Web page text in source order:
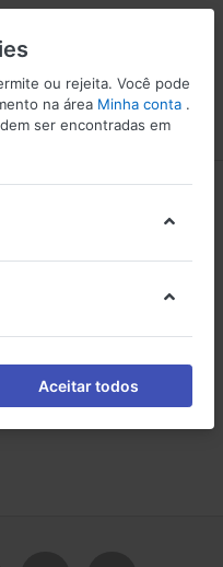
Lista de Desejos Carrinho
ou rejeita. Você pode
na área Minha conta .
ser encontradas em
Aceitar todos